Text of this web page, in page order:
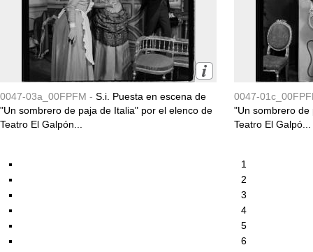
0047-03a_00FPFM - S.i. Puesta en escena de
"Un sombrero de paja de Italia" por el elenco de
Teatro El Galpón...
0047-
"Un sombrero de
Teatro El Galpó...
1
2
3
4
5
6